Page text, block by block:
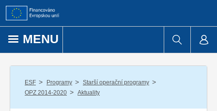
Přejít k obsahu
MENU
ESF / Programy / Starší operační programy /
OPZ 2014-2020 / Aktuality